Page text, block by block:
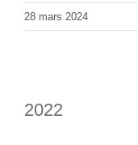
28 mars 2024
2022